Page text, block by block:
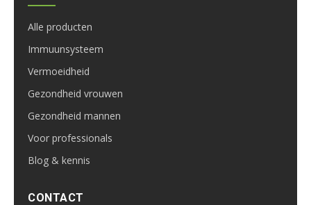
Alle producten
Immuunsysteem
Vermoeidheid
Gezondheid vrouwen
Gezondheid mannen
Voor professionals
Blog & kennis
CONTACT